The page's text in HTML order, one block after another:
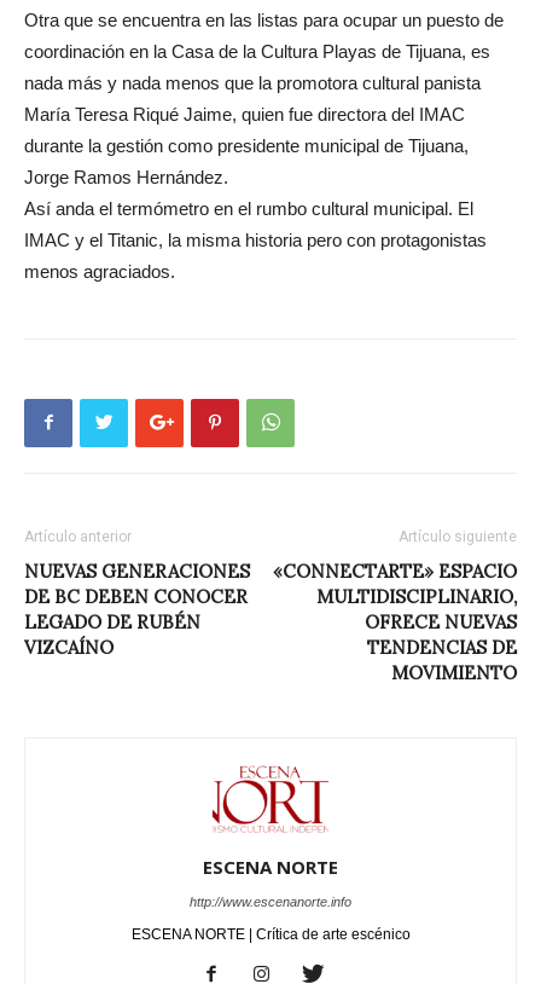
Otra que se encuentra en las listas para ocupar un puesto de
coordinación en la Casa de la Cultura Playas de Tijuana, es
nada más y nada menos que la promotora cultural panista
María Teresa Riqué Jaime, quien fue directora del IMAC
durante la gestión como presidente municipal de Tijuana,
Jorge Ramos Hernández.
Así anda el termómetro en el rumbo cultural municipal. El
IMAC y el Titanic, la misma historia pero con protagonistas
menos agraciados.
Artículo anterior
NUEVAS GENERACIONES
DE BC DEBEN CONOCER
LEGADO DE RUBÉN
VIZCAÍNO
Artículo siguiente
«CONNECTARTE» ESPACIO
MULTIDISCIPLINARIO,
OFRECE NUEVAS
TENDENCIAS DE
MOVIMIENTO
ESCENA NORTE
http://www.escenanorte.info
ESCENA NORTE | Crítica de arte escénico